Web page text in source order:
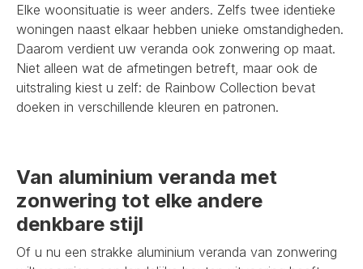
Elke woonsituatie is weer anders. Zelfs twee identieke
woningen naast elkaar hebben unieke omstandigheden.
Daarom verdient uw veranda ook zonwering op maat.
Niet alleen wat de afmetingen betreft, maar ook de
uitstraling kiest u zelf: de Rainbow Collection bevat
doeken in verschillende kleuren en patronen.
Van aluminium veranda met
zonwering tot elke andere
denkbare stijl
Of u nu een strakke aluminium veranda van zonwering